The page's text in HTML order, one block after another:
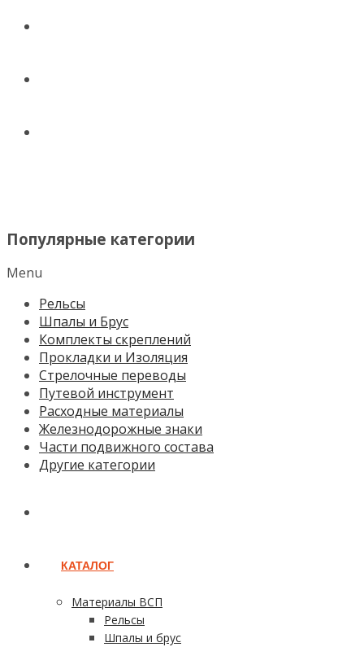
Популярные категории
Menu
Рельсы
Шпалы и Брус
Комплекты скреплений
Прокладки и Изоляция
Стрелочные переводы
Путевой инструмент
Расходные материалы
Железнодорожные знаки
Части подвижного состава
Другие категории
КАТАЛОГ
Материалы ВСП
Рельсы
Шпалы и брус